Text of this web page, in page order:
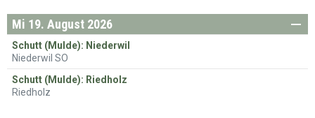
Mi
ttwoch
19. August 2026
Schutt (Mulde): Niederwil
Niederwil SO
Schutt (Mulde): Riedholz
Riedholz